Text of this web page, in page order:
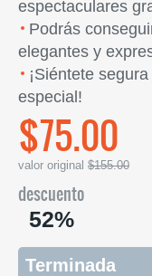
espectaculares
Podrás
elegantes y
¡Siéntete
especial!
$75.00
valor original $155.00
descuento
52%
Terminada